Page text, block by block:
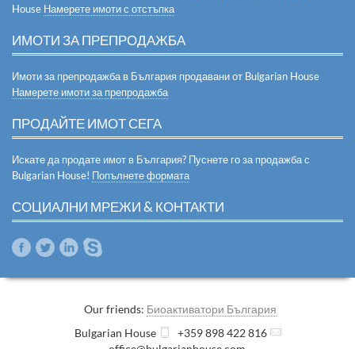
House Намерете имоти с отстъпка
ИМОТИ ЗА ПРЕПРОДАЖБА
Имоти за препродажба в България продавани от Bulgarian House
Намерете имоти за препродажба
ПРОДАЙТЕ ИМОТ СЕГА
Искате да продате имот в България? Пуснете го за продажба с
Bulgarian House! Попълнете формата
СОЦИАЛНИ МРЕЖИ & КОНТАКТИ
Our friends: Биоактиватори България
Bulgarian House
+359 898 422 816